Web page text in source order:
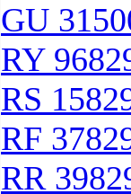
GU
RY
RS
RF
RR